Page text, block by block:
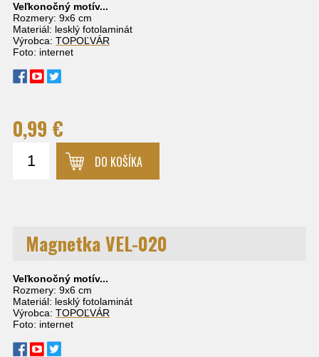
Veľkonočný motív...
Rozmery: 9x6 cm
Materiál: lesklý fotolaminát
Výrobca: TOPOĽVÁR
Foto: internet
0,99 €
DO KOŠÍKA
Magnetka VEL-020
Veľkonočný motív...
Rozmery: 9x6 cm
Materiál: lesklý fotolaminát
Výrobca: TOPOĽVÁR
Foto: internet